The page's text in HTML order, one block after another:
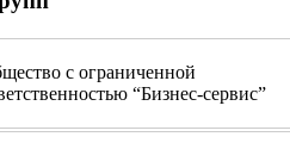
с ограниченной
“Бизнес-сервис”